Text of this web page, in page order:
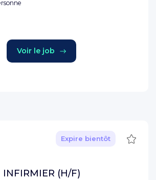
Voir le job
Expire bientôt
INFIRMIER (H/F)